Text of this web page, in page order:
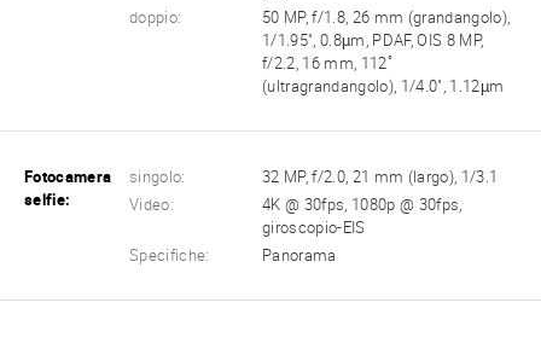
doppio:
50 MP, f/1.8, 26 mm (grandangolo),
1/1.95", 0.8µm, PDAF, OIS 8 MP,
f/2.2, 16 mm, 112˚
(ultragrandangolo), 1/4.0", 1.12µm
Fotocamera
selfie:
singolo:
32 MP, f/2.0, 21 mm (largo), 1/3.1
Video:
4K @ 30fps, 1080p @ 30fps,
giroscopio-EIS
Specifiche:
Panorama